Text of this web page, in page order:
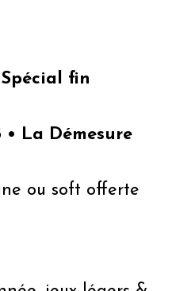
fin
• La Démesure
ou soft offerte